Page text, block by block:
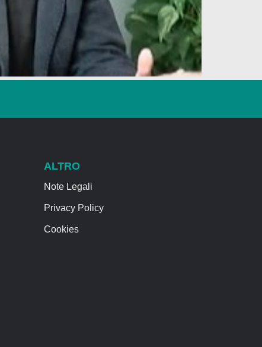
ALTRO
Note Legali
Privacy Policy
Cookies